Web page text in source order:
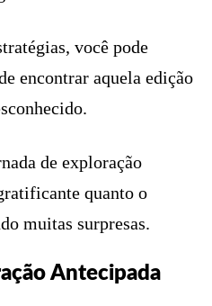
você pode
encontrar aquela edição
de exploração
quanto o
muitas surpresas.
Antecipada